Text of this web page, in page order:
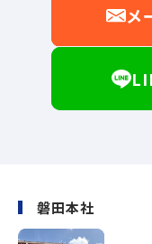
メ
磐田本社